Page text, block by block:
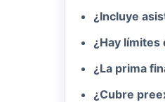
¿Incluye
¿Hay límites
¿La prima
¿Cubre